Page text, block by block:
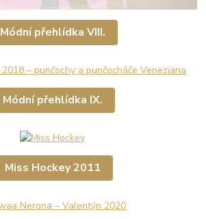
Módní přehlídka VIII.
Módní přehlídka IX.
Miss Hockey 2011